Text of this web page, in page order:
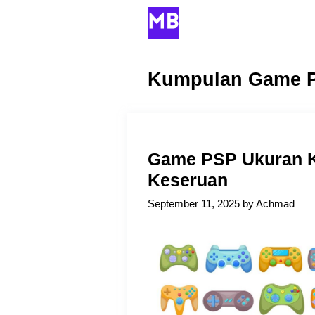
Kumpulan Game
Game PSP Ukuran
Keseruan
September 11, 2025 byAchmad